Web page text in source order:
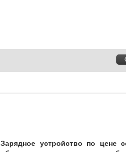
Зарядное устройство по цене